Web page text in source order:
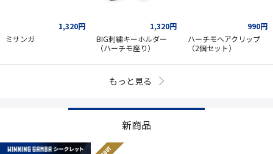
1,320円
ミサンガ
1,320円
BIG刺繡キーホルダー
（ハーチモ座り）
990円
ハーチモヘアクリップ
（2個セット）
もっと見る
新商品